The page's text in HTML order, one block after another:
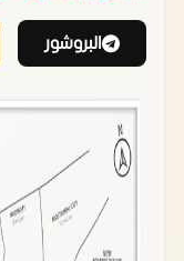
البروشور